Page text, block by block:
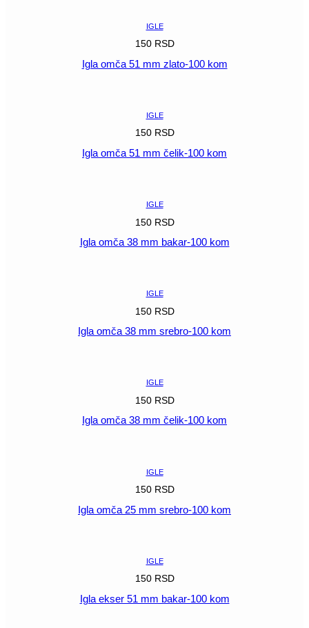
IGLE
150 RSD
Igla omča 51 mm zlato-100 kom
IGLE
150 RSD
Igla omča 51 mm čelik-100 kom
IGLE
150 RSD
Igla omča 38 mm bakar-100 kom
IGLE
150 RSD
Igla omča 38 mm srebro-100 kom
IGLE
150 RSD
Igla omča 38 mm čelik-100 kom
IGLE
150 RSD
Igla omča 25 mm srebro-100 kom
IGLE
150 RSD
Igla ekser 51 mm bakar-100 kom